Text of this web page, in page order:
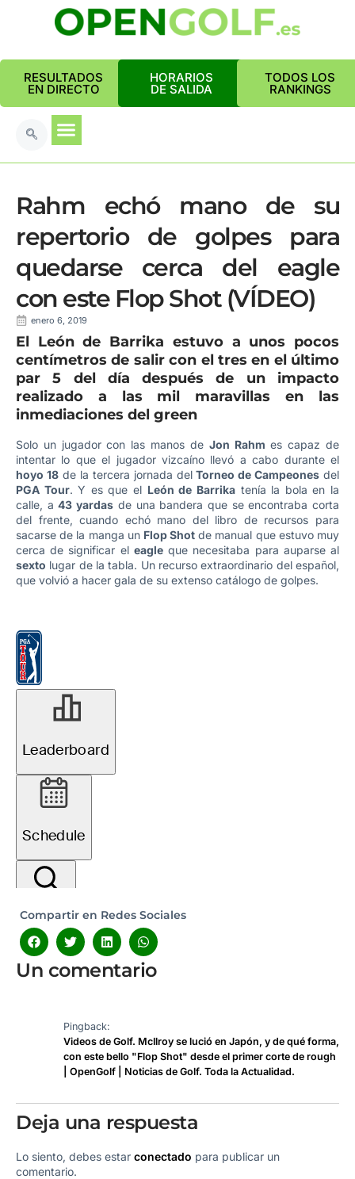
RESULTADOS
EN DIRECTO
HORARIOS
DE SALIDA
TODOS LOS
RANKINGS
Rahm echó mano de su
repertorio de golpes para
quedarse cerca del eagle
con este Flop Shot (VÍDEO)
enero 6, 2019
El León de Barrika estuvo a unos pocos
centímetros de salir con el tres en el último
par 5 del día después de un impacto
realizado a las mil maravillas en las
inmediaciones del green
Solo un jugador con las manos de Jon Rahm es capaz de
intentar lo que el jugador vizcaíno llevó a cabo durante el
hoyo 18 de la tercera jornada del Torneo de Campeones del
PGA Tour. Y es que el León de Barrikatenía la bola en la
calle, a43 yardas de una bandera que se encontraba corta
del frente, cuando echó mano del libro de recursos para
sacarse de la manga un Flop Shot de manual que estuvo muy
cerca de significar el eagleque necesitaba para auparse al
sexto lugar de la tabla. Un recurso extraordinario del español,
que volvió a hacer gala de su extenso catálogo de golpes.
Compartir en Redes Sociales
Un comentario
Pingback:
Videos de Golf. McIlroy se lució en Japón, y de qué forma,
con este bello "Flop Shot" desde el primer corte de rough
| OpenGolf | Noticias de Golf. Toda la Actualidad.
Deja una respuesta
Lo siento, debes estar conectado para publicar un
comentario.